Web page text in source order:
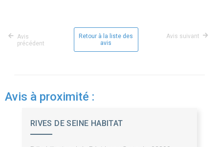
Avis
précédent
Retour à la liste des
avis
Avis suivant
Avis à proximité :
RIVES DE SEINE HABITAT